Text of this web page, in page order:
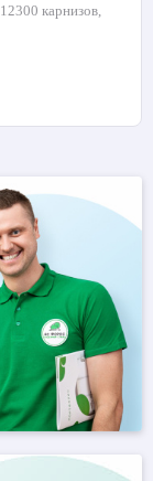
карнизов,